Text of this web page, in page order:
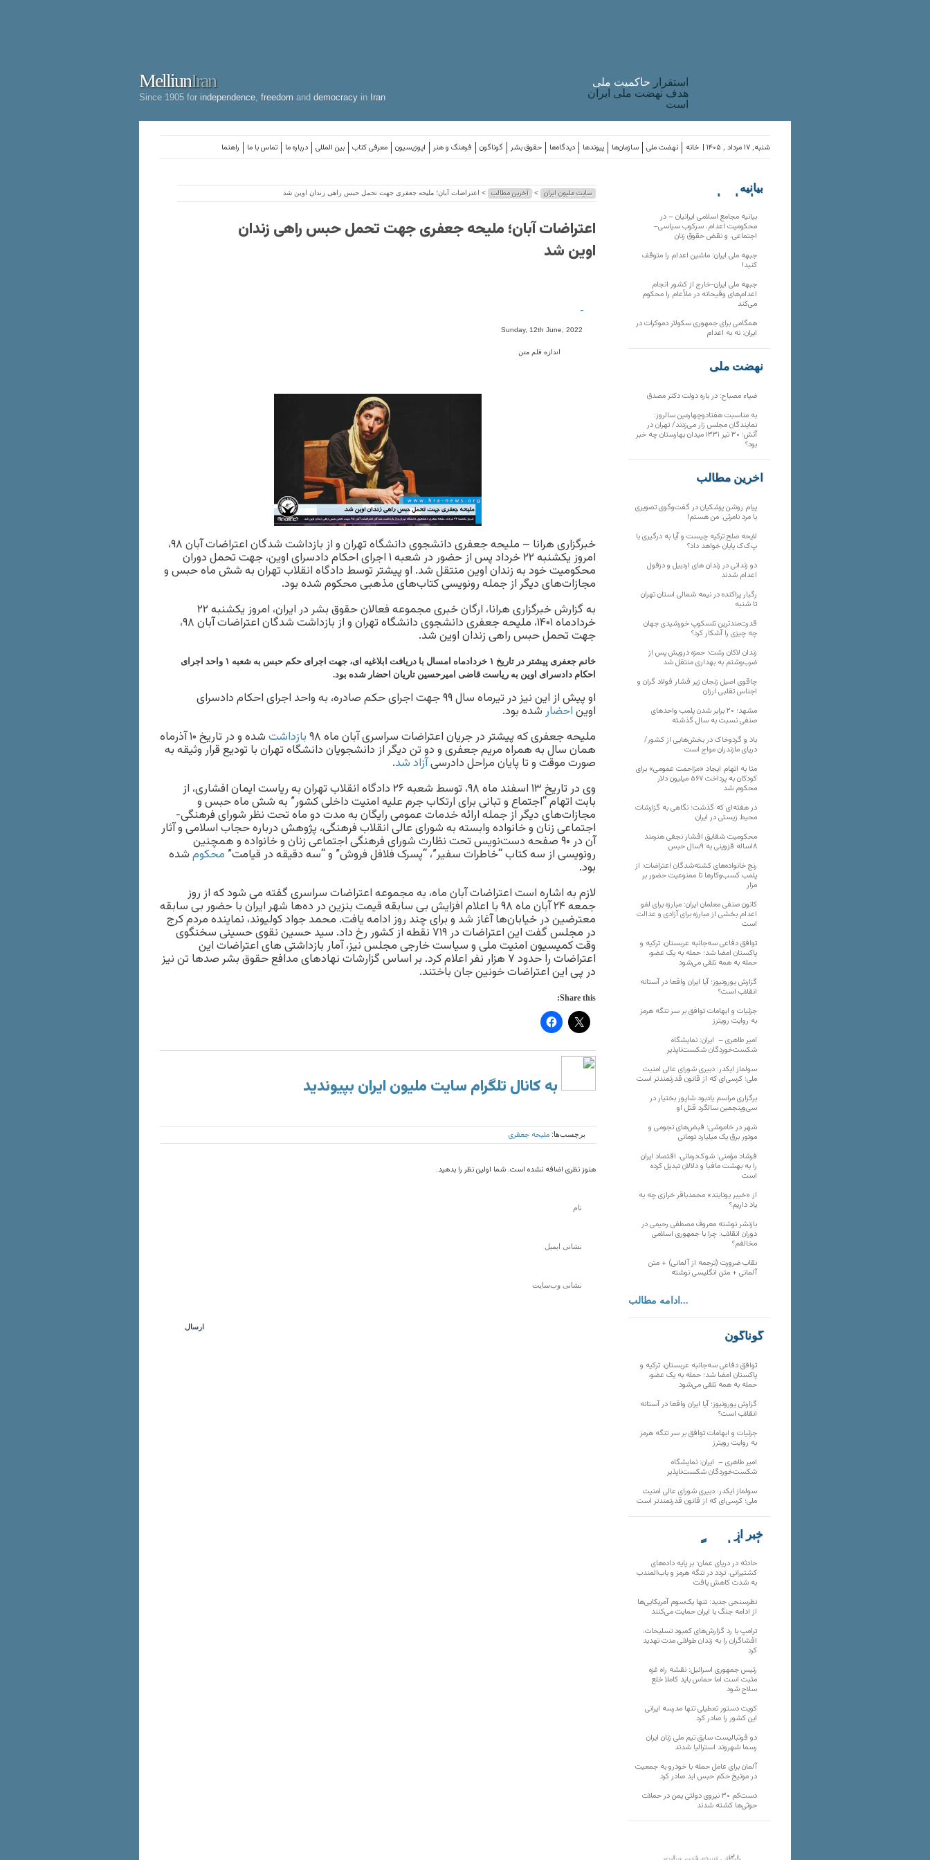
MelliunIran
Since 1905 for independence freedom and democracy in Iran
استقرار حاکميت ملی
هدف نهضت ملی ایران
است
راهنما تماس با ما درباره ما بین المللی معرفی کتاب اپوزیسیون فرهنگ و هنر گوناگون حقوق بشر دیدگاه‌ها پیوندها سازمان‌ها نهضت ملی خانه شنبه, ۱۷ مرداد , ۱۴۰۵ |
سایت ملیون ایران > آخرین مطالب > اعتراضات آبان؛ ملیحه جعفری جهت تحمل حبس راهی زندان اوین شد
اعتراضات آبان؛ ملیحه جعفری جهت تحمل حبس راهی زندان
اوین شد
-
Sunday, 12th June, 2022
اندازه قلم متن
خبرگزاری هرانا – ملیحه جعفری دانشجوی دانشگاه تهران و از بازداشت شدگان اعتراضات آبان ۹۸،
امروز یکشنبه ۲۲ خرداد پس از حضور در شعبه ۱ اجرای احکام دادسرای اوین، جهت تحمل دوران
محکومیت خود به زندان اوین منتقل شد. او پیشتر توسط دادگاه انقلاب تهران به شش ماه حبس و
مجازات‌های دیگر از جمله رو‌نویسی کتاب‌های مذهبی محکوم شده بود.
به گزارش خبرگزاری هرانا، ارگان خبری مجموعه فعالان حقوق بشر در ایران، امروز یکشنبه ۲۲
خردادماه ۱۴۰۱، ملیحه جعفری دانشجوی دانشگاه تهران و از بازداشت شدگان اعتراضات آبان ۹۸،
جهت تحمل حبس راهی زندان اوین شد.
خانم جعفری پیشتر در تاریخ ۱ خردادماه امسال با دریافت ابلاغیه ای، جهت اجرای حکم حبس به شعبه ۱ واحد اجرای
احکام دادسرای اوین به ریاست قاضی امیرحسین تاریان احضار شده بود.
او پیش از این نیز در تیرماه سال ۹۹ جهت اجرای حکم صادره، به واحد اجرای احکام دادسرای
اویناحضار شده بود.
ملیحه جعفری که پیشتر در جریان اعتراضات سراسری آبان ماه ۹۸
بازداشت شده و در تاریخ ۱۰ آذرماه
همان سال به همراه مریم جعفری و دو تن دیگر از دانشجویان دانشگاه تهران با تودیع قرار وثیقه به
صورت موقت و تا پایان مراحل دادرسیآزاد شد.
وی در تاریخ ۱۳ اسفند ماه ۹۸، توسط شعبه ۲۶ دادگاه انقلاب تهران به ریاست ایمان افشاری، از
بابت اتهام “اجتماع و تبانی برای ارتکاب جرم علیه امنیت داخلی کشور” به شش ماه حبس و
مجازات‌های دیگر از جمله ارائه‌ خدمات عمومی رایگان به مدت دو ماه تحت نظر شورای فرهنگی-
اجتماعی زنان و خانواده وابسته به شورای عالی انقلاب فرهنگی، پژوهش درباره حجاب اسلامی و آثار
آن در ۹۰ صفحه‌ دست‌نویس تحت نظارت شورای فرهنگی اجتماعی زنان و خانواده و همچنین
رونویسی از سه کتاب “خاطرات سفیر”، “پسرک فلافل فروش” و “سه دقیقه در قیامت” محکومشده
بود.
لازم به اشاره است اعتراضات آبان ماه، به مجموعه اعتراضات سراسری گفته می شود که از روز
جمعه ۲۴ آبان ماه ۹۸ با اعلام افزایش بی سابقه قیمت بنزین در ده‌ها شهر ایران با حضور بی سابقه
معترضین در خیابان‌ها آغاز شد و برای چند روز ادامه یافت. محمد جواد کولیوند، نماینده مردم کرج
در مجلس گفت این اعتراضات در ۷۱۹ نقطه از کشور رخ داد. سید حسین نقوی حسینی سخنگوی
وقت کمیسیون امنیت ملی و سیاست خارجی مجلس نیز، آمار بازداشتی های اعتراضات این
اعتراضات را حدود ۷ هزار نفر اعلام کرد. بر اساس گزارشات نهادهای مدافع حقوق بشر صدها تن نیز
در پی این اعتراضات خونین جان باختند.
Share this:
به کانال تلگرام سایت ملیون ایران بپیوندید
برچسب‌ها: ملیحه جعفری
هنوز نظری اضافه نشده است. شما اولین نظر را بدهید.
بیانیه
سازمان‌های
بیانیه مجامع اسلامی ایرانیان – در
محکومیت اعدام، سرکوب سیاسی–
اجتماعی، و نقض حقوق زنان
جبهه ملی ایران: ماشین اعدام را متوقف
کنید!
جبهه ملی ایران-خارج از کشور انجام
اعدام‌های وقیحانه در ملأِعام را محکوم
می‌کند
همگامی برای جمهوری سکولار دموکرات در
ایران: نه به اعدام
نهضت ملی
ضیاء مصباح: در باره دولت دکتر مصدق
به مناسبت هفتادوچهارمین سالروز:
نمایندگان مجلس زار می‌زدند/ تهران در
آتش؛ ۳۰ تیر ۱۳۳۱ میدان بهارستان چه خبر
بود؟
آخرین مطالب
پیام روشن پزشکیان در گفت‌و‌گوی تصویری
با مرد نامرئی: من هستم!
لایحه صلح ترکیه چیست و آیا به درگیری با
پ‌ک‌ک پایان خواهد داد؟
دو زندانی در زندان های اردبیل و دزفول
اعدام شدند
رگبار پراکنده در نیمه شمالی استان تهران
تا شنبه
قدرت‌مندترین تلسکوپ خورشیدی جهان
چه چیزی را آشکار کرد؟
زندان لاکان رشت؛ حمزه درویش پس از
ضرب‌وشتم به بهداری منتقل شد
چاقوی اصیل زنجان زیر فشار فولاد گران و
اجناس تقلبی ارزان
مشهد؛ ۲۰ برابر شدن پلمب واحدهای
صنفی نسبت به سال گذشته
باد و گردوخاک در بخش‌هایی از کشور/
دریای مازندران مواج است
متا به اتهام ایجاد «مزاحمت عمومی» برای
کودکان به پرداخت ۵۶۷ میلیون دلار
محکوم شد
در هفته‌ای که گذشت؛ نگاهی به گزارشات
محیط زیستی در ایران
محکومیت شقایق افشار نجفی هنرمند
۱۸ساله قزوینی به ۹سال حبس
رنج خانواده‌های کشته‌شدگان اعتراضات؛ از
پلمب کسب‌وکارها تا ممنوعیت حضور بر
مزار
کانون صنفی معلمان ایران: مبارزه برای لغو
اعدام بخشی از مبارزه برای آزادی و عدالت
است
توافق دفاعی سه‌جانبه عربستان، ترکیه و
پاکستان امضا شد؛ حمله به یک عضو،
حمله به همه تلقی می‌شود
گزارش یورونیوز؛ آیا ایران واقعا در آستانه
انقلاب است؟
جزئیات و ابهامات توافق بر سر تنگه هرمز
به روایت رویترز
امیر طاهری – ایران: نمایشگاه
شکست‌خوردگان شکست‌ناپذیر
سولماز ایکدر: دبیری شورای عالی امنیت
ملی؛ کرسی‌ای که از قانون قدرتمندتر است
برگزاری مراسم یادبود شاپور بختیار در
سی‌وپنجمین سالگرد قتل او
شهر در خاموشی؛ قبض‌های نجومی و
موتور برق یک میلیارد تومانی
فرشاد مؤمنی: شوک‌درمانی، اقتصاد ایران
را به بهشت مافیا و دلالان تبدیل کرده
است
از «خیبر یونایتد» محمدباقر خرازی چه به
یاد داریم؟
بازنشر نوشته معروف مصطفی رحیمی در
دوران انقلاب: چرا با جمهوری اسلامی
مخالفم؟
نقاب ضرورت (ترجمه از آلمانی) + متن
آلمانی + متن انگلیسی نوشته
ادامه مطالب...
گوناگون
توافق دفاعی سه‌جانبه عربستان، ترکیه و
پاکستان امضا شد؛ حمله به یک عضو،
حمله به همه تلقی می‌شود
گزارش یورونیوز؛ آیا ایران واقعا در آستانه
انقلاب است؟
جزئیات و ابهامات توافق بر سر تنگه هرمز
به روایت رویترز
امیر طاهری – ایران: نمایشگاه
شکست‌خوردگان شکست‌ناپذیر
سولماز ایکدر: دبیری شورای عالی امنیت
ملی؛ کرسی‌ای که از قانون قدرتمندتر است
خبر از
تارنماهای دیگر
حادثه در دریای عمان؛ بر پایه داده‌های
کشتیرانی، تردد در تنگه هرمز و باب‌المندب
به شدت کاهش یافت
نظرسنجی جدید: تنها یک‌سوم آمریکایی‌ها
از ادامه جنگ با ایران حمایت می‌کنند
ترامپ با رد گزارش‌های کمبود تسلیحات،
افشاگران را به زندان طولانی مدت تهدید
کرد
رئیس‌ جمهوری اسرائیل: نقشه راه غزه
مثبت است اما حماس باید کاملا خلع
سلاح شود
کویت دستور تعطیلی تنها مدرسه ایرانی
این کشور را صادر کرد
دو فوتبالیست سابق تیم ملی زنان ایران
رسما شهروند استرالیا شدند
آلمان برای عامل حمله با خودرو به جمعیت
در مونیخ حکم حبس ابد صادر کرد
دست‌کم ۳۰ نیروی دولتی یمن در حملات
حوثی‌ها کشته شدند
بایگانی نسخه قدیم سایت